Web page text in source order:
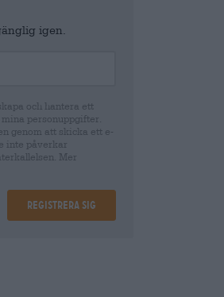
igen.
och hantera ett
personuppgifter.
genom att skicka ett e-
inte påverkar
Mer
Registrera sig